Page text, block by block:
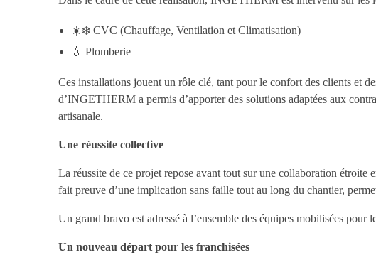
☀️❄️ CVC (Chauffage, Ventilation et Climatisation)
💧 Plomberie
Ces installations jouent un rôle clé, tant pour le confort des clients et
d’INGETHERM a permis d’apporter des solutions adaptées aux
artisanale.
Une réussite collective
La réussite de ce projet repose avant tout sur une collaboration étroite
fait preuve d’une implication sans faille tout au long du chantier,
Un grand bravo est adressé à l’ensemble des équipes mobilisées pour
Un nouveau départ pour les franchisées